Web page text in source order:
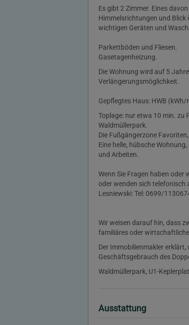
Es gibt 2 Zimmer. Eines
Himmelsrichtungen und Blick
wichtigen Geräten und
Parkettböden und Fliesen.
Gasetagenheizung.
Die Wohnung wird auf 5
Verlängerungsmöglichkeit.
Gepflegtes Haus: HWB (kWh/
Toplage: nur etwa 10 min. zu
Waldmüllerpark.
Die Fußgängerzone
Eine helle, hübsche
und Arbeiten.
Wenn Sie Fragen haben oder
oder wenden sich telefonisch
Lesniewski: Tel: 0699/
Wir weisen darauf hin, dass
familiäres oder
Der Immobilienmakler
Geschäftsgebrauch des
Waldmüllerpark, U1-
Ausstattung